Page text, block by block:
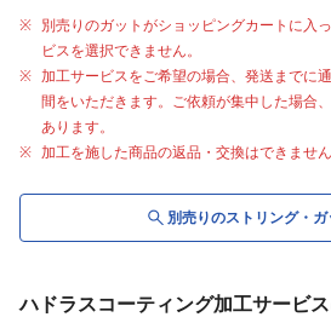
別売りのガット がショッピングカートに入
ビスを選択できません。
加工サービスをご希望の場合、発送までに
間をいただきます。ご依頼が集中した場合
あります。
加工を施した商品の返品・交換はできません
別売りのストリング・ ガ
ハドラスコーティング加工サービ